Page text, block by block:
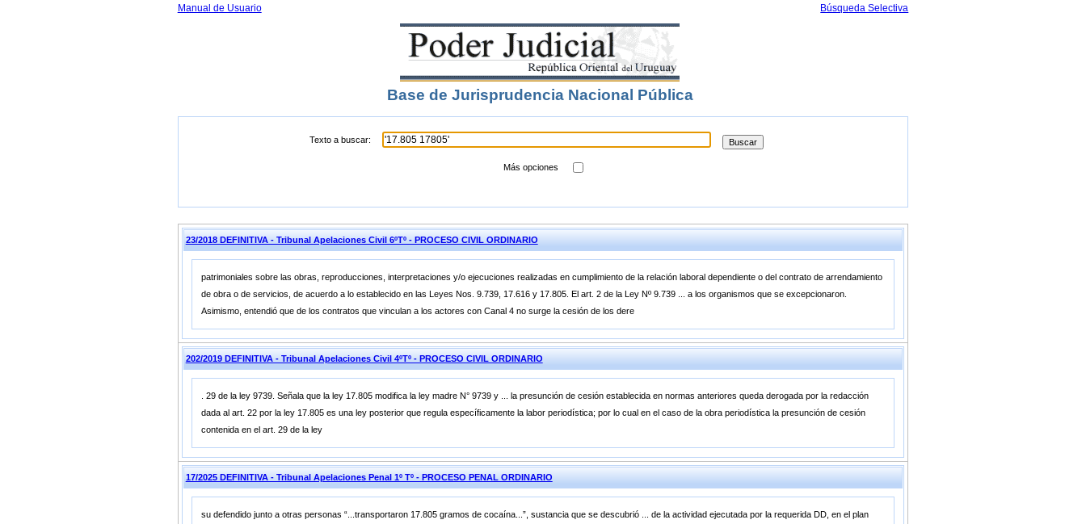
Manual de Usuario Búsqueda Selectiva
Base de Jurisprudencia Nacional Pública
Texto a buscar:
Más opciones
23/2018 DEFINITIVA - Tribunal Apelaciones Civil 6ºTº - PROCESO CIVIL ORDINARIO
patrimoniales sobre las obras, reproducciones, interpretaciones y/o ejecuciones realizadas en cumplimiento de la relación laboral dependiente o del contrato de arrendamiento
de obra o de servicios, de acuerdo a lo establecido en las Leyes Nos. 9.739, 17.616 y 17.805. El art. 2 de la Ley Nº 9.739 ... a los organismos que se excepcionaron.
Asimismo, entendió que de los contratos que vinculan a los actores con Canal 4 no surge la cesión de los dere
202/2019 DEFINITIVA - Tribunal Apelaciones Civil 4ºTº - PROCESO CIVIL ORDINARIO
. 29 de la ley 9739. Señala que la ley 17.805 modifica la ley madre N° 9739 y ... la presunción de cesión establecida en normas anteriores queda derogada por la redacción
dada al art. 22 por la ley 17.805 es una ley posterior que regula específicamente la labor periodística; por lo cual en el caso de la obra periodística la presunción de cesión
contenida en el art. 29 de la ley
17/2025 DEFINITIVA - Tribunal Apelaciones Penal 1º Tº - PROCESO PENAL ORDINARIO
su defendido junto a otras personas “...transportaron 17.805 gramos de cocaína...”, sustancia que se descubrió ... de la actividad ejecutada por la requerida DD, en el plan